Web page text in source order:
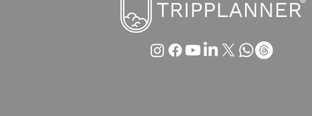
Austrian Airlines im Sinkflug